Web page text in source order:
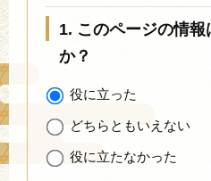
1. このページの情
か？
役に立った
どちらともいえない
役に立たなかった